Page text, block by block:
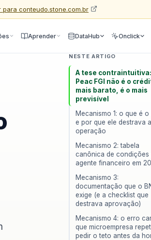
para conteudo.stone.com.br
Aprender DataHub Onclick
NESTE ARTIGO
A tese contraintuitiva:
Peac FGI não é o
mais barato, é o mais
previsível
Mecanismo 1: o que é o
e por que ele destrava a
operação
Mecanismo 2: tabela
canônica de condições
agente financeiro em
Mecanismo 3:
documentação que o
exige (e a checklist que
destrava aprovação)
Mecanismo 4: o erro
que microempresa
pedir o teto antes da